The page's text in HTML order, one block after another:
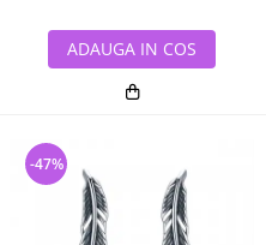
ADAUGA IN COS
-47%